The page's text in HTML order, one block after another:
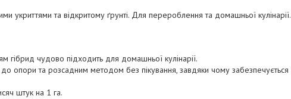
укриттями та відкритому ґрунті. Для перероблення та домашньої кулінарії.
гібрид чудово підходить для домашньої кулінарії.
опори та розсадним методом без пікування, завдяки чому забезпечується
штук на 1 га.